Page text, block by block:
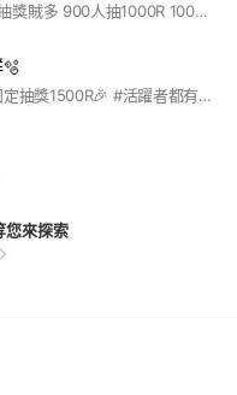
多元遊戲群組/交易/討論群組 抽獎賊多 900人抽1000R 1000人抽10000R #roblox #blox Fruits #海賊王 #steal a brainrot #培養花園 #grow a garden #偷走腦紅
#七百人抽8000‼️ #每個月初固定抽獎1500R🎉 #活躍者都有機率可以領到🔥 對每人都一視同仁 群主很友善 歡迎加入🧡
您來探索